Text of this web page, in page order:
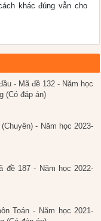
khác đúng vẫn cho
- Mã đề 132 - Năm học
(Có đáp án)
- Năm học 2023-
đề 187 - Năm học 2022-
Toán - Năm học 2021-